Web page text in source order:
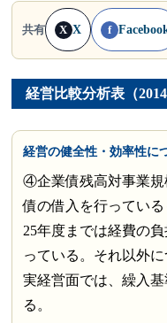
共有 X X f
経営比較分析表（2014
経営の健全性・効率性に
④企業債残高対事業規
債の借入を行ってい
25年度までは経費の
っている。それ以外
実経営面では、繰入
る。